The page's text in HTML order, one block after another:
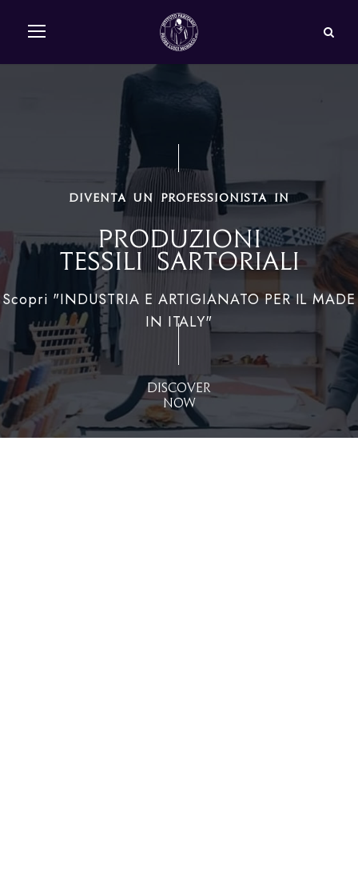
Produzioni
Tessili Sartoriali
Diventa un professionista in
Scopri "INDUSTRIA E ARTIGIANATO PER IL MADE
IN ITALY"
Discover
Now